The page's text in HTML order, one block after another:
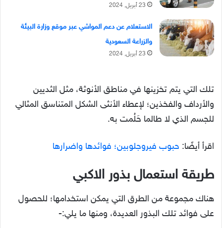
23 أبريل, 2024
الاستعلام عن دعم المواشي عبر موقع وزارة البيئة
والزراعة السعودية
23 أبريل, 2024
تلك التي يتم تخزينها في مناطق الأنوثة، مثل الثديين
والأرداف والفخذين؛ لإعطاء الأنثى الشكل المتناسق المثالي
للجسم الذي لا طالما حَلُمت به.
اقرأ أيضًا: حبوب فيروجلوبين؛ فوائدها واضرارها
طريقة استعمال بذور الاكبي
هناك مجموعة من الطرق التي يمكن استخدامها؛ للحصول
على فوائد تلك البذور العديدة، ومنها ما يلي:-